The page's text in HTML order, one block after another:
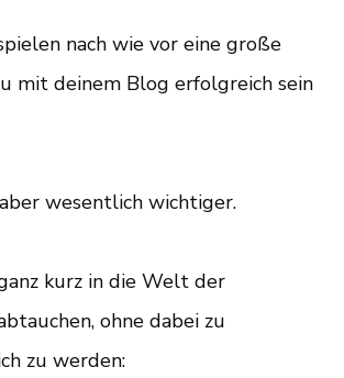
nach wie vor eine große
mit deinem Blog erfolgreich sein
wesentlich wichtiger.
kurz in die Welt der
ohne dabei zu
zu werden: